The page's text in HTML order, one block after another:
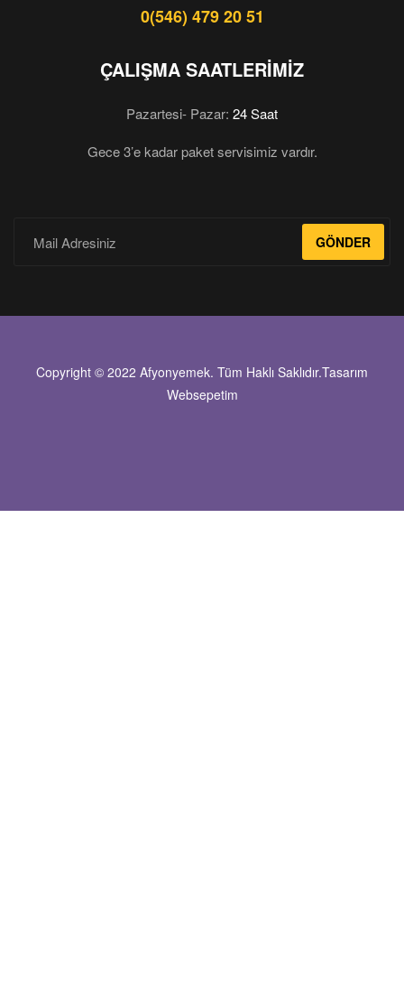
0(546) 479 20 51
ÇALIŞMA SAATLERIMIZ
Pazartesi- Pazar: 24 Saat
Gece 3’e kadar paket servisimiz vardır.
GÖNDER
Copyright © 2022 Afyonyemek. Tüm Haklı Saklıdır.Tasarım
Websepetim